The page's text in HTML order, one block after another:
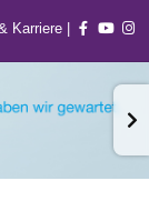
Karriere |